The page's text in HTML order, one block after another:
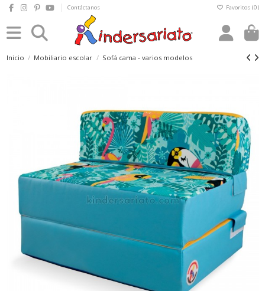
Contáctanos Favoritos (0)
0
Inicio Mobiliario escolar Sofá cama - varios modelos